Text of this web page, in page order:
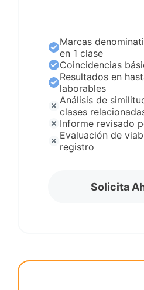
Solicita
Marcas
en 1 clase
Coincidencias
Resultados en
laborables
Análisis de
clases
Informe revisado
Evaluación de
registro